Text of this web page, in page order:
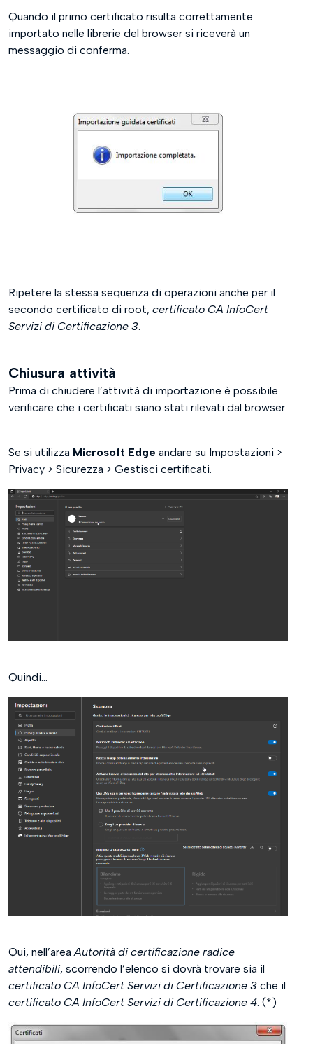
Quando il primo certificato risulta correttamente
importato nelle librerie del browser si riceverà un
messaggio di conferma.
Ripetere la stessa sequenza di operazioni anche per il
secondo certificato di root, certificato CA InfoCert
Servizi di Certificazione 3.
Chiusura attività
Prima di chiudere l’attività di importazione è possibile
verificare che i certificati siano stati rilevati dal browser.
Se si utilizza Microsoft Edge andare su Impostazioni >
Privacy > Sicurezza > Gestisci certificati.
Quindi...
Qui, nell’areaAutorità di certificazione radice
attendibili, scorrendo l’elenco si dovrà trovare sia il
certificato CA InfoCert Servizi di Certificazione 3 che il
certificato CA InfoCert Servizi di Certificazione 4. (*)